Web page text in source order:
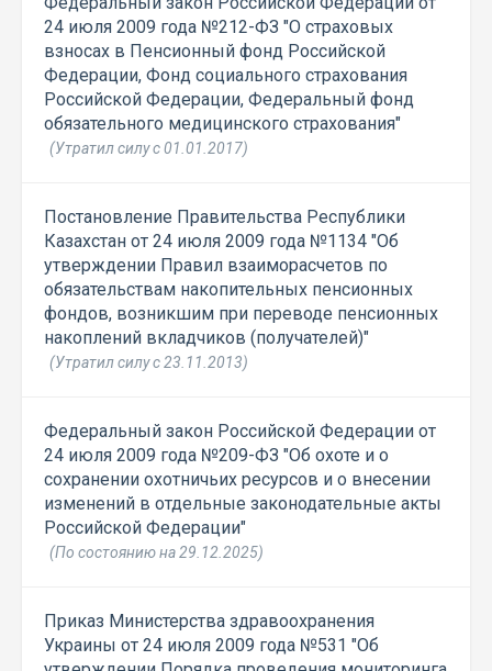
24 июля 2009 года №212-ФЗ "О страховых
взносах в Пенсионный фонд Российской
Федерации, Фонд социального страхования
Российской Федерации, Федеральный фонд
обязательного медицинского страхования"
(Утратил силу с 01.01.2017)
Постановление Правительства Республики
Казахстан от 24 июля 2009 года №1134 "Об
утверждении Правил взаиморасчетов по
обязательствам накопительных пенсионных
фондов, возникшим при переводе пенсионных
накоплений вкладчиков (получателей)"
(Утратил силу с 23.11.2013)
Федеральный закон Российской Федерации от
24 июля 2009 года №209-ФЗ "Об охоте и о
сохранении охотничьих ресурсов и о внесении
изменений в отдельные законодательные акты
Российской Федерации"
(По состоянию на 29.12.2025)
Приказ Министерства здравоохранения
Украины от 24 июля 2009 года №531 "Об